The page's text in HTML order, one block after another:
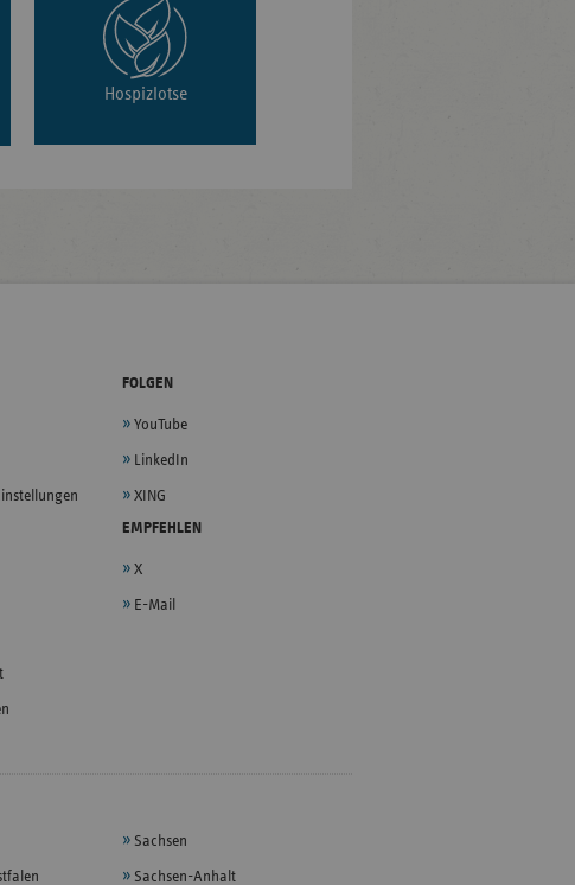
Hospizlotse
FOLGEN
YouTube
LinkedIn
XING
EMPFEHLEN
X
E-Mail
Sachsen
Sachsen-Anhalt